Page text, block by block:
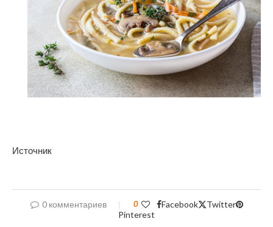
Источник
0 комментариев 0 Facebook
Twitter
Pinterest